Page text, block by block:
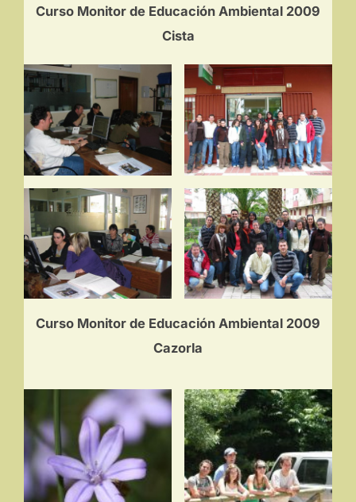
Curso Monitor de Educación Ambiental 2009
Cista
Curso Monitor de Educación Ambiental 2009
Cazorla